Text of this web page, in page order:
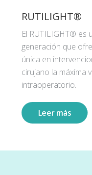
RUTILIGHT®
El RUTILIGHT® es
generación que
única en
cirujano la máxima
intraoperatorio.
Leer más